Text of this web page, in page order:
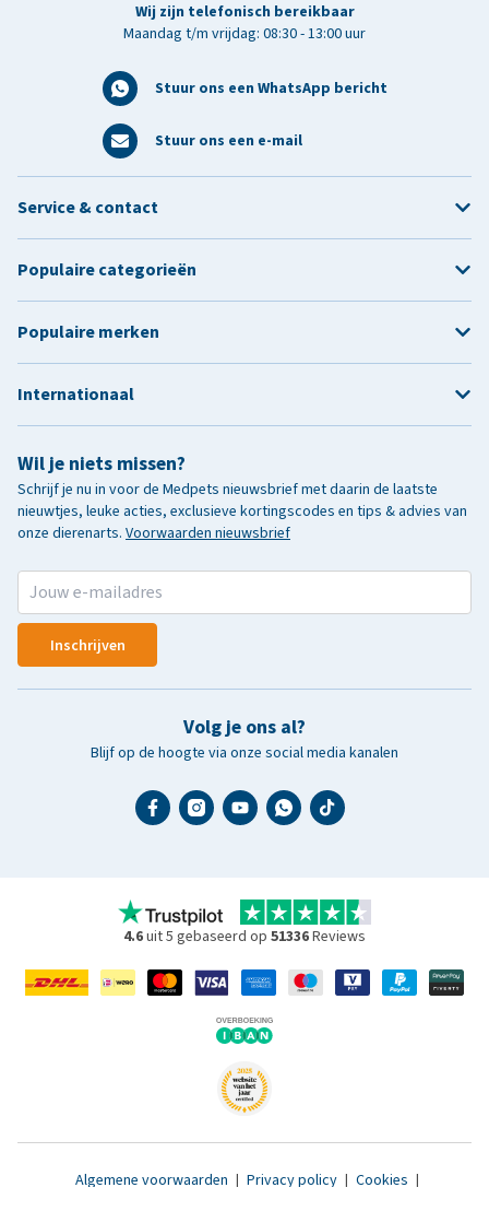
Wij zijn telefonisch bereikbaar
Maandag t/m vrijdag: 08:30 - 13:00 uur
Stuur ons een WhatsApp bericht
Stuur ons een e-mail
Wil je niets missen?
Schrijf je nu in voor de Medpets nieuwsbrief met daarin de laatste
nieuwtjes, leuke acties, exclusieve kortingscodes en tips & advies van
onze dierenarts. Voorwaarden nieuwsbrief
Inschrijven
Volg je ons al?
Blijf op de hoogte via onze social media kanalen
Service & contact
Populaire categorieën
Populaire merken
Internationaal
4.6uit 5 gebaseerd op 51336Reviews
Algemene voorwaarden | Privacy policy | Cookies |